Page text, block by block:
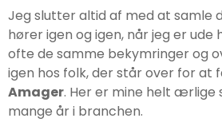
Jeg slutter altid af med at samle
hører igen og igen, når jeg er ude
ofte de samme bekymringer og
igen hos folk, der står over for at
Amager. Her er mine helt ærlige
mange år i branchen.